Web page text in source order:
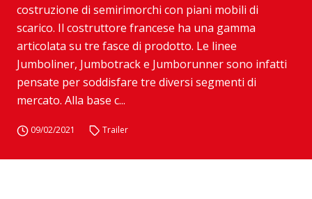
costruzione di semirimorchi con piani mobili di
scarico. Il costruttore francese ha una gamma
articolata su tre fasce di prodotto. Le linee
Jumboliner, Jumbotrack e Jumborunner sono infatti
pensate per soddisfare tre diversi segmenti di
mercato. Alla base c...
09/02/2021 Trailer